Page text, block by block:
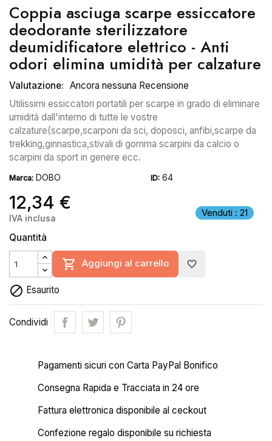
Coppia asciuga scarpe essiccatore
deodorante sterilizzatore
deumidificatore elettrico - Anti
odori elimina umidità per calzature
Valutazione: Ancora nessuna Recensione
Utilissimi essiccatori portatili per scarpe in grado di eliminare
umidità dall'interno di tutte le vostre
calzature(scarpe,scarponi da sci, doposci, anfibi,scarpe da
trekking,ginnastica,stivali di gomma scarpini da calcio o
scarpini da sport in genere ecc.
Marca: DOBO ID: 64
12,34 € Venduti : 21
IVA inclusa
Quantità
 Aggiungi al carrello favorite_border
 Esaurito
Condividi
Pagamenti sicuri con Carta PayPal Bonifico
Consegna Rapida e Tracciata in 24 ore
Fattura elettronica disponibile al ceckout
Confezione regalo disponibile su richiesta